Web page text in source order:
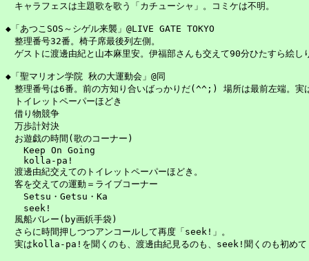
キャラフェスは主題歌を歌う「カチューシャ」。コミケは不明。
◆「あつこSOS～シゲル来襲」@LIVE GATE TOKYO
整理番号32番。椅子席最後列左側。
ゲストに渡邊由紀と山本麻里安。伊福部さんも交えて90分ひたすら絵し
◆「聖マリオン学院 秋の大運動会」@同
整理番号は6番。前の方知り合いばっかりだ(^^;) 場所は最前左端。実
トイレットペーパーほどき
借り物競争
万歩計対決
お遊戯の時間(歌のコーナー)
Keep On Going
kolla-pa!
渡邊由紀交えてのトイレットペーパーほどき。
客を交えての運動＝ライブコーナー
Setsu・Getsu・Ka
seek!
風船バレー(by画鋲手袋)
さらに時間押しつつアンコールして再度「seek!」。
実はkolla-pa!を聞くのも、渡邊由紀見るのも、seek!聞くのも初めて